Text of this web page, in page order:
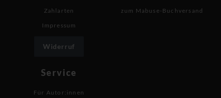
Zahlarten
Impressum
Widerruf
zum Mabuse-Buchversand
Service
Für Autor:innen